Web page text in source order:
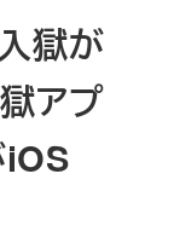
獄が
アプ